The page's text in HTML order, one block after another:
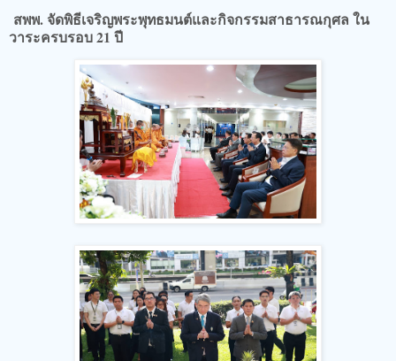
สพพ. จัดพิธีเจริญพระพุทธมนต์และกิจกรรมสาธารณกุศล ใน
วาระครบรอบ 21 ปี